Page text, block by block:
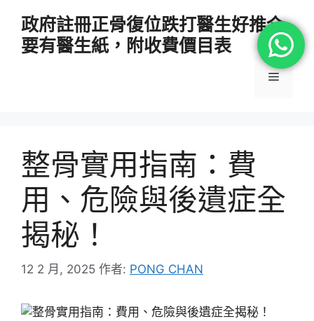
政府註冊正骨復位跌打醫生好推介
要有醫生紙，附收費價目表
選
整骨實用指南：費
用、危險與後遺症全
揭秘！
12 2 月, 2025 作者: PONG CHAN